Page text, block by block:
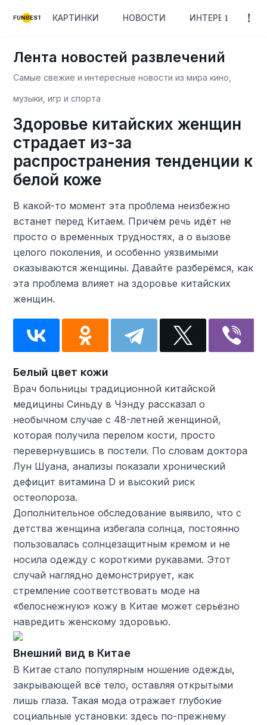
FUNBEST КАРТИНКИ НОВОСТИ ИНТЕРЕСНОЕ
Лента новостей развлечений
Самые свежие и интересные новости из мира кино,
музыки, игр и спорта
Здоровье китайских женщин
страдает из-за
распространения тенденции к
белой коже
В какой-то момент эта проблема неизбежно
встанет перед Китаем. Причём речь идёт не
просто о временных трудностях, а о вызове
целого поколения, и особенно уязвимыми
оказываются женщины. Давайте разберёмся, как
эта проблема влияет на здоровье китайских
женщин.
Белый цвет кожи
Врач больницы традиционной китайской
медицины Синьду в Чэнду рассказал о
необычном случае с 48-летней женщиной,
которая получила перелом кости, просто
перевернувшись в постели. По словам доктора
Лун Шуана, анализы показали хронический
дефицит витамина D и высокий риск
остеопороза.
Дополнительное обследование выявило, что с
детства женщина избегала солнца, постоянно
пользовалась солнцезащитным кремом и не
носила одежду с короткими рукавами. Этот
случай наглядно демонстрирует, как
стремление соответствовать моде на
«белоснежную» кожу в Китае может серьёзно
навредить женскому здоровью.
Внешний вид в Китае
В Китае стало популярным ношение одежды,
закрывающей всё тело, оставляя открытыми
лишь глаза. Такая мода отражает глубокие
социальные установки: здесь по-прежнему